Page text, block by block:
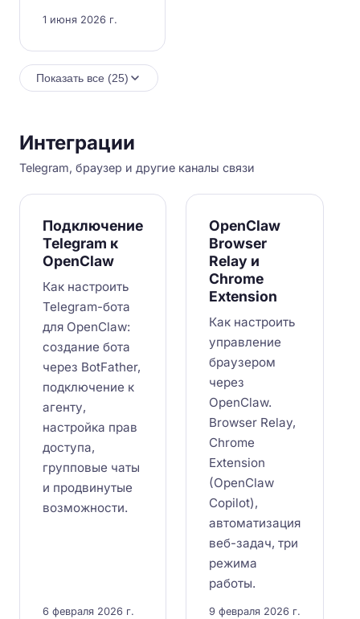
1 июня 2026 г.
Показать все (25)
Интеграции
Telegram, браузер и другие каналы связи
Подключение
Telegram к
OpenClaw
Как настроить
Telegram-бота
для OpenClaw:
создание бота
через BotFather,
подключение к
агенту,
настройка прав
доступа,
групповые чаты
и продвинутые
возможности.
6 февраля 2026 г.
OpenClaw
Browser
Relay и
Chrome
Extension
Как настроить
управление
браузером
через
OpenClaw.
Browser Relay,
Chrome
Extension
(OpenClaw
Copilot),
автоматизация
веб-задач, три
режима
работы.
9 февраля 2026 г.